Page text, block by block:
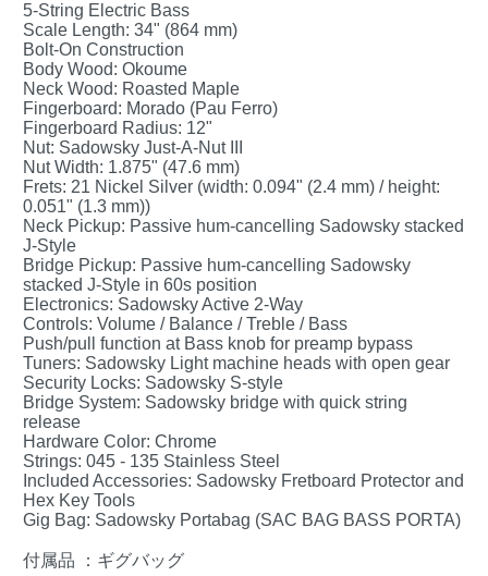
5-String Electric Bass
Scale Length: 34" (864 mm)
Bolt-On Construction
Body Wood: Okoume
Neck Wood: Roasted Maple
Fingerboard: Morado (Pau Ferro)
Fingerboard Radius: 12"
Nut: Sadowsky Just-A-Nut III
Nut Width: 1.875" (47.6 mm)
Frets: 21 Nickel Silver (width: 0.094" (2.4 mm) / height:
0.051" (1.3 mm))
Neck Pickup: Passive hum-cancelling Sadowsky stacked
J-Style
Bridge Pickup: Passive hum-cancelling Sadowsky
stacked J-Style in 60s position
Electronics: Sadowsky Active 2-Way
Controls: Volume / Balance / Treble / Bass
Push/pull function at Bass knob for preamp bypass
Tuners: Sadowsky Light machine heads with open gear
Security Locks: Sadowsky S-style
Bridge System: Sadowsky bridge with quick string
release
Hardware Color: Chrome
Strings: 045 - 135 Stainless Steel
Included Accessories: Sadowsky Fretboard Protector and
Hex Key Tools
Gig Bag: Sadowsky Portabag (SAC BAG BASS PORTA)
付属品 ：ギグバッグ